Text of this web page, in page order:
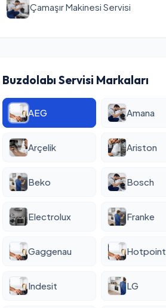
Çamaşır Makinesi Servisi
Buzdolabı Servisi Markaları
AEG Amana
Arçelik Ariston
Beko Bosch
Electrolux Franke
Gaggenau Hotpoint
Indesit LG